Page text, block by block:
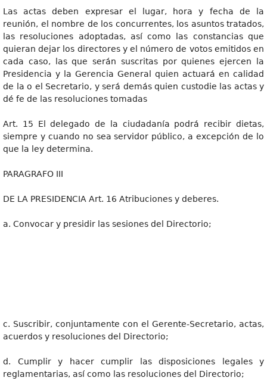
Las actas deben expresar el lugar, hora y fecha de la
reunión, el nombre de los concurrentes, los asuntos tratados,
las resoluciones adoptadas, así como las constancias que
quieran dejar los directores y el número de votos emitidos en
cada caso, las que serán suscritas por quienes ejercen la
Presidencia y la Gerencia General quien actuará en calidad
de la o el Secretario, y será demás quien custodie las actas y
dé fe de las resoluciones tomadas
Art. 15 El delegado de la ciudadanía podrá recibir dietas,
siempre y cuando no sea servidor público, a excepción de lo
que la ley determina.
PARAGRAFO III
DE LA PRESIDENCIA Art. 16 Atribuciones y deberes.
a. Convocar y presidir las sesiones del Directorio;
c. Suscribir, conjuntamente con el Gerente-Secretario, actas,
acuerdos y resoluciones del Directorio;
d. Cumplir y hacer cumplir las disposiciones legales y
reglamentarias, así como las resoluciones del Directorio;